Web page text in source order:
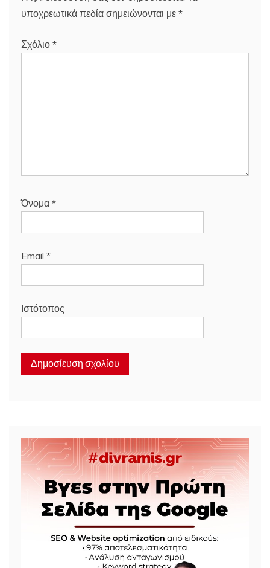
υποχρεωτικά πεδία σημειώνονται με *
Σχόλιο *
Όνομα *
Email *
Ιστότοπος